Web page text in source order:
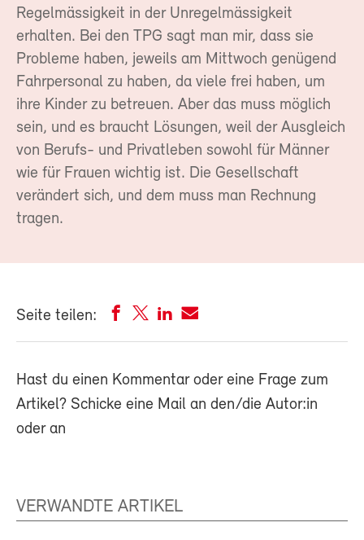
Regelmässigkeit in der Unregelmässigkeit
erhalten. Bei den TPG sagt man mir, dass sie
Probleme haben, jeweils am Mittwoch genügend
Fahrpersonal zu haben, da viele frei haben, um
ihre Kinder zu betreuen. Aber das muss möglich
sein, und es braucht Lösungen, weil der Ausgleich
von Berufs- und Privatleben sowohl für Männer
wie für Frauen wichtig ist. Die Gesellschaft
verändert sich, und dem muss man Rechnung
tragen.
Seite teilen:
Hast du einen Kommentar oder eine Frage zum
Artikel? Schicke eine Mail an den/die Autor:in
oder an
VERWANDTE ARTIKEL